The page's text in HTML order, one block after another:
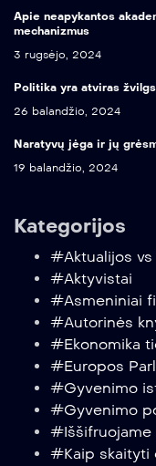
Apie neapykantos
mechanizmus
3 rugsėjo, 2024
Politika yra atviras
26 balandžio, 2024
Naratyvų jėga ir jų
19 balandžio, 2024
Kategorijos
#Aktualijos vs
#Aktyvistai
#Asmeniniai
#Autorinės
#Ekonomika
#Europos
#Gyvenimo
#Gyvenimo
#Iššifruojame
#Kaip skaityti